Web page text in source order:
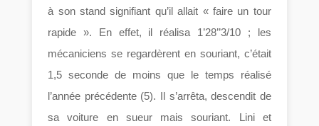
à son stand signifiant qu’il allait « faire un tour
rapide ». En effet, il réalisa 1’28’’3/10 ; les
mécaniciens se regardèrent en souriant, c’était
1,5 seconde de moins que le temps réalisé
l’année précédente (5). Il s’arrêta, descendit de
sa voiture en sueur mais souriant. Lini et